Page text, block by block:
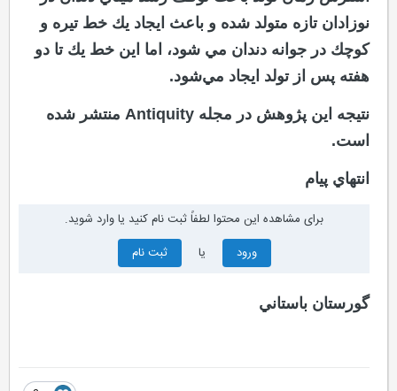
نوزادان تازه متولد شده و باعث ايجاد يك خط تيره و
كوچك در جوانه دندان مي شود، اما اين خط يك تا دو
هفته پس از تولد ايجاد مي‌شود.
نتيجه اين پژوهش در مجله Antiquity منتشر شده
است.
انتهاي پيام
برای مشاهده این محتوا لطفاً ثبت نام کنید یا وارد شوید.
ورود
ثبت نام
گورستان باستاني